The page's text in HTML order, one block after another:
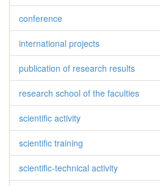
conference
international projects
publication of research results
research school of the faculties
scientific activity
scientific training
scientific-technical activity